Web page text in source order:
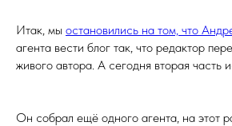
Итак, мы остановились на том, что
агента вести блог так, что редактор
живого автора. А сегодня вторая часть
Он собрал ещё одного агента, на этот